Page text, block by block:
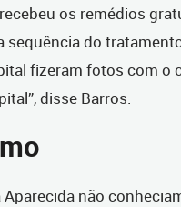
os remédios
sequência do
fizeram fotos com o
disse Barros.
não